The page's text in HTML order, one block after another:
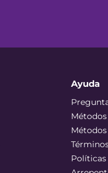
Ayuda